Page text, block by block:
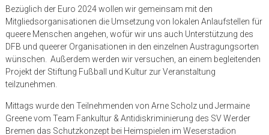
Bezüglich der Euro 2024 wollen wir gemeinsam mit den
Mitgliedsorganisationen die Umsetzung von lokalen Anlaufstellen für
queere Menschen angehen, wofür wir uns auch Unterstützung des
DFB und queerer Organisationen in den einzelnen Austragungsorten
wünschen. Außerdem werden wir versuchen, an einem begleitenden
Projekt der Stiftung Fußball und Kultur zur Veranstaltung
teilzunehmen.
Mittags wurde den Teilnehmenden von Arne Scholz und Jermaine
Greene vom Team Fankultur & Antidiskriminierung des SV Werder
Bremen das Schutzkonzept bei Heimspielen im Weserstadion